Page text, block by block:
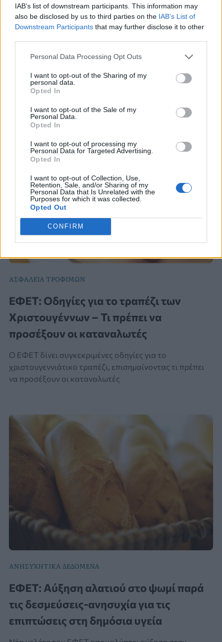
IAB’s list of downstream participants. This information may
also be disclosed by us to third parties on the IAB’s List of
Downstream Participants that may further disclose it to other
Personal Data Processing Opt Outs
I want to opt-out of the Sharing of my
personal data.
Opted In
I want to opt-out of the Sale of my
Personal Data.
Opted In
I want to opt-out of processing my
Personal Data for Targeted Advertising.
Opted In
I want to opt-out of Collection, Use,
Retention, Sale, and/or Sharing of my
Personal Data that Is Unrelated with the
Purposes for which it was collected.
Opted Out
CONFIRM
ΕΦΕΤ: Ανακαλεί ζελεδάκια που
περιέχουν ουσία με ψυχοδραστικές
συγκεκριμένων προϊόντων και ήδη βρίσκονται σε
εξέλιξη οι σχετικοί έλεγχοι.
ΑΣΦΑΛΕΙΑ ΤΡΟΦΙΜΩΝ
ΕΦΕΤ: Οδηγίες για το τραπέζι των
Χριστουγέννων – Τι πρέπει να
προσέξουν οι καταναλωτές
Ο ΕΦΕΤ δίνει συγκεκριμένες οδηγίες για το
χριστουγεννιάτικο τραπέζι, επισημαίνοντας τι πρέπει
να προσέξουν οι καταναλωτές
ΑΝΗΣΥΧΗΤΙΚΑ ΔΕΔΟΜΕΝΑ
ΕΦΕΤ: Αύξηση αλατιού στο ψωμί παρά
τις δεσμεύσεις-ανησυχία για τις
επιπτώσεις στη δημόσια υγεία